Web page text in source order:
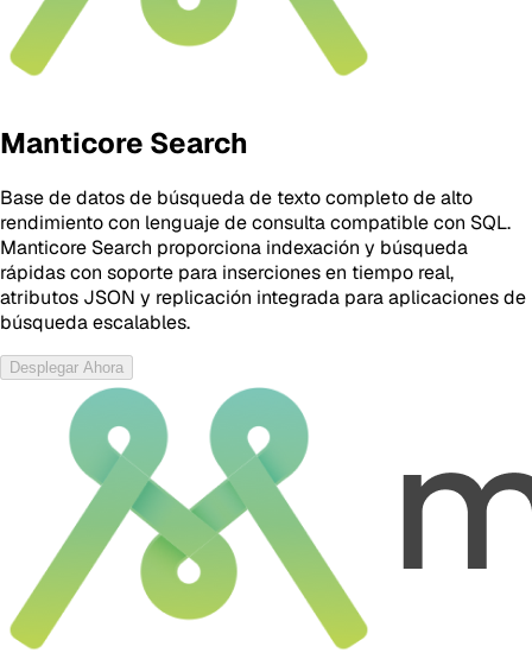
Manticore Search
Base de datos de búsqueda de texto completo de alto
rendimiento con lenguaje de consulta compatible con SQL.
Manticore Search proporciona indexación y búsqueda
rápidas con soporte para inserciones en tiempo real,
atributos JSON y replicación integrada para aplicaciones de
búsqueda escalables.
Desplegar Ahora